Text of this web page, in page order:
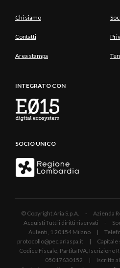
Chi siamo
Contatti
Area stampa
INTEGRATO CON
SOCIO UNICO
© Copyright Aria S.p.A. - Azienda
Acquisti Tutti i diritti riservati -
Aulenti, 1 20154 Milano |
protocollo@pec.ariaspa.it |
Codice Fiscale, Partita IVA, Iscrizione
05017630152 | Iscritta al